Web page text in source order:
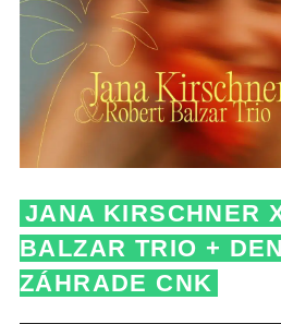
JANA KIRSCHNER
BALZAR TRIO +
ZÁHRADE CNK